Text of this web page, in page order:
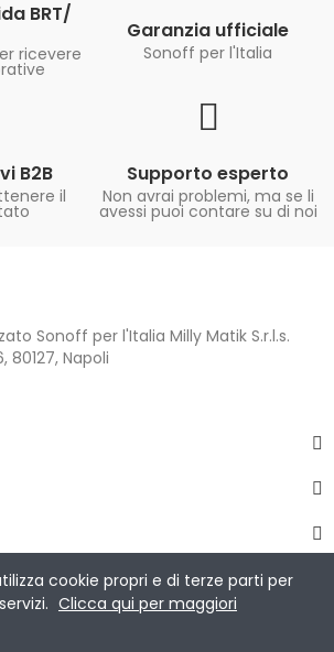
BRT/
ricevere
Garanzia ufficiale
Sonoff per l'Italia
B2B
il
Supporto esperto
Non avrai problemi, ma se li
avessi puoi contare su di noi
Sonoff per l'Italia Milly Matik S.r.l.s.
80127, Napoli
cookie propri e di terze parti per
Clicca qui per maggiori